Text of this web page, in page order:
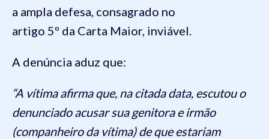
a ampla defesa, consagrado no
artigo 5º da Carta Maior, inviável.
A denúncia aduz que:
“A vítima afirma que, na citada data, escutou o
denunciado acusar sua genitora e irmão
(companheiro da vítima) de que estariam